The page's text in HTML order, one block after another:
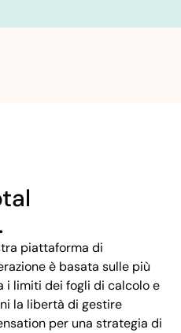
piattaforma di
è basata sulle più
i limiti dei fogli di calcolo e
la libertà di gestire
per una strategia di